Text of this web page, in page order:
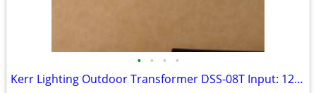
• • • •
Kerr Lighting Outdoor Transformer DSS-08T Input: 120V 60Hz 0.33A 38W O